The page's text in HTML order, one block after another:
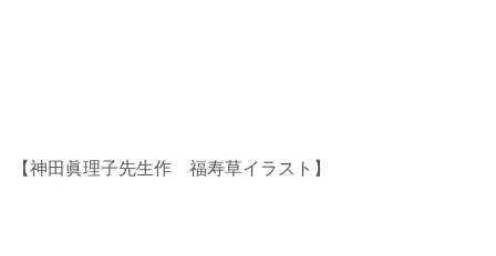
【神田眞理子先生作 福寿草イラスト】